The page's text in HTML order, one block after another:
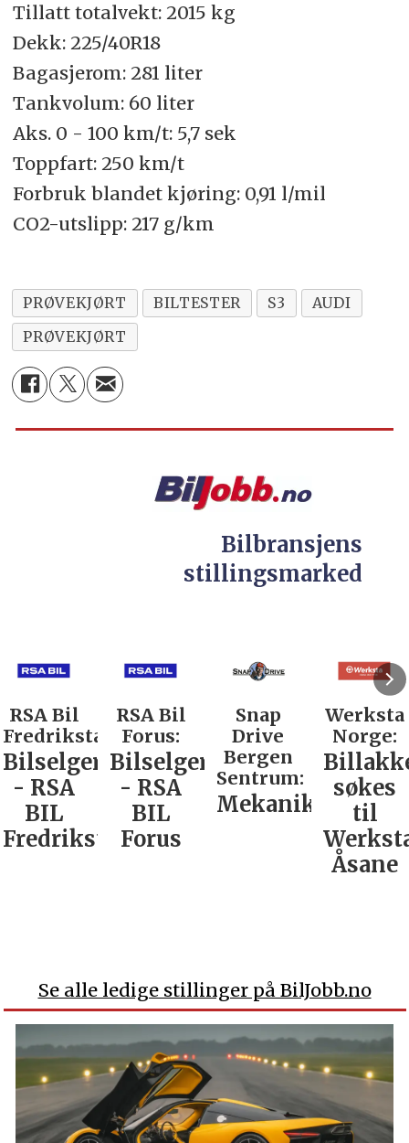
Tillatt totalvekt: 2015 kg
Dekk: 225/40R18
Bagasjerom: 281 liter
Tankvolum: 60 liter
Aks. 0 - 100 km/t: 5,7 sek
Toppfart: 250 km/t
Forbruk blandet kjøring: 0,91 l/mil
CO2-utslipp: 217 g/km
PRØVEKJØRT BILTESTER S3
AUDI
PRØVEKJØRT
Bilbransjens
stillingsmarked
RSA Bil
Fredrikstad:
Bilselger
- RSA
BIL
Fredrikstad
RSA Bil
Forus:
Bilselger
- RSA
BIL
Forus
Snap
Drive
Bergen
Sentrum:
Mekaniker
Werksta
Norge:
søkes
til
Åsane
Se alle ledige stillinger på BilJobb.no